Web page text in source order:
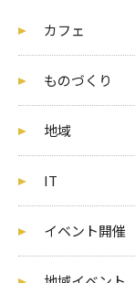
カフェ
ものづくり
地域
IT
イベント開催